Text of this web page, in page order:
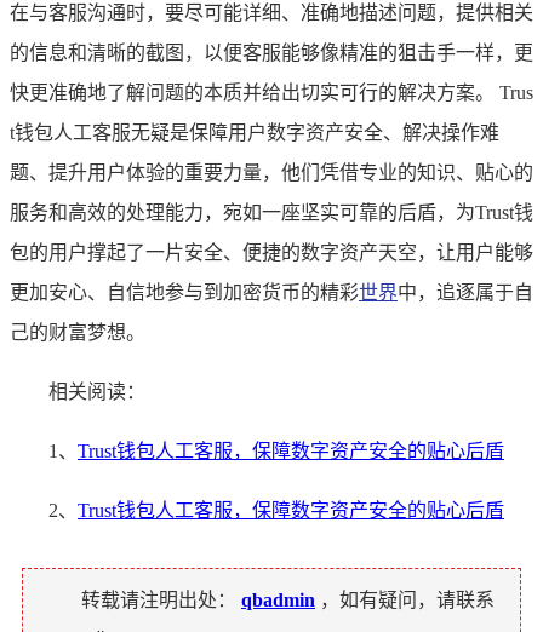
在与客服沟通时，要尽可能详细、准确地描述问题，提供相关
的信息和清晰的截图，以便客服能够像精准的狙击手一样，更
快更准确地了解问题的本质并给出切实可行的解决方案。 Trus
t钱包人工客服无疑是保障用户数字资产安全、解决操作难
题、提升用户体验的重要力量，他们凭借专业的知识、贴心的
服务和高效的处理能力，宛如一座坚实可靠的后盾，为Trust钱
包的用户撑起了一片安全、便捷的数字资产天空，让用户能够
更加安心、自信地参与到加密货币的精彩世界中，追逐属于自
己的财富梦想。
相关阅读：
1、 Trust钱包人工客服，保障数字资产安全的贴心后盾
2、 Trust钱包人工客服，保障数字资产安全的贴心后盾
转载请注明出处： qbadmin ，如有疑问，请联系